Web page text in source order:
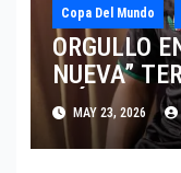
Copa Del Mundo
ORGULLO
NUEVA”
MÉXICO”
HISTÓRICO
ALEMANIA
MAY 23, 2026